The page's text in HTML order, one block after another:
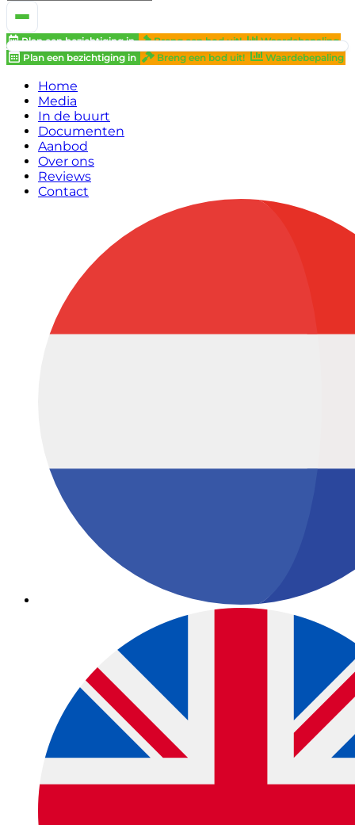
Plan een bezichtiging in Breng een bod uit!
Waardebepaling
Plan een bezichtiging in
Breng een bod uit! Waardebepaling
Home
Media
In de buurt
Documenten
Aanbod
Over ons
Reviews
Contact